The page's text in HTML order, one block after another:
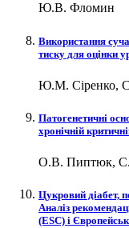
Ю.В. Фломин
Використання
тиску для оцінки
Ю.М. Сіренко,
Патогенетичні
хронічній
О.В. Пиптюк,
Цукровий діабет,
Аналіз
(ESC) і